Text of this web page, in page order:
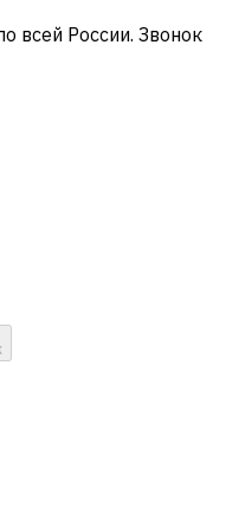
всей России. Звонок